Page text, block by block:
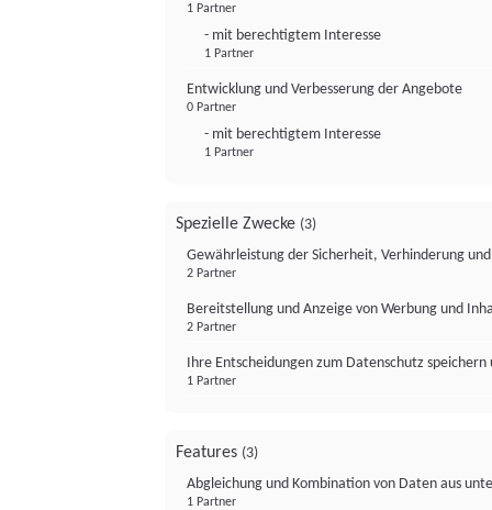
1 Partner
- mit berechtigtem Interesse
1 Partner
Entwicklung und Verbesserung der Angebote
0 Partner
- mit berechtigtem Interesse
1 Partner
Spezielle Zwecke (3)
Gewährleistung der Sicherheit, Verhinderung
2 Partner
Bereitstellung und Anzeige von Werbung und
2 Partner
Ihre Entscheidungen zum Datenschutz
1 Partner
Features (3)
Abgleichung und Kombination von Daten aus
1 Partner